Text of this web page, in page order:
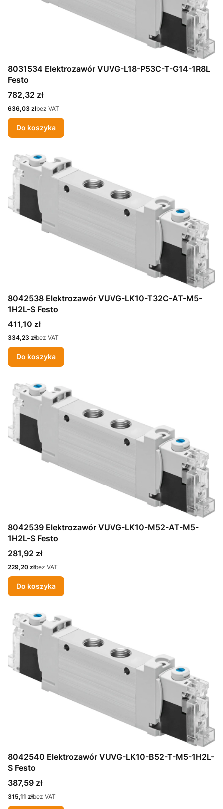
8031534 Elektrozawór VUVG-L18-P53C-T-G14-1R8L
Festo
Cena
782,32 zł
Cena
636,03 złbez VAT
Do koszyka
8042538 Elektrozawór VUVG-LK10-T32C-AT-M5-
1H2L-S Festo
Cena
411,10 zł
Cena
334,23 złbez VAT
Do koszyka
8042539 Elektrozawór VUVG-LK10-M52-AT-M5-
1H2L-S Festo
Cena
281,92 zł
Cena
229,20 złbez VAT
Do koszyka
8042540 Elektrozawór VUVG-LK10-B52-T-M5-1H2L-
S Festo
Cena
387,59 zł
Cena
315,11 złbez VAT